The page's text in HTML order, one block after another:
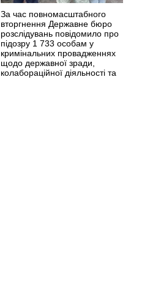
За час повномасштабного
вторгнення Державне бюро
розслідувань повідомило про
підозру 1 733 особам у
кримінальних провадженнях
щодо державної зради,
колабораційної діяльності та